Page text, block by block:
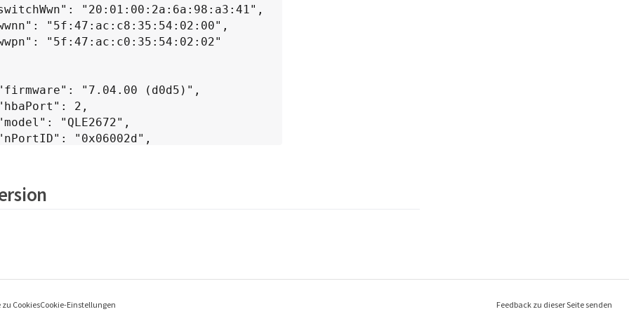
CookiesCookie-Einstellungen Feedback zu dieser Seite senden